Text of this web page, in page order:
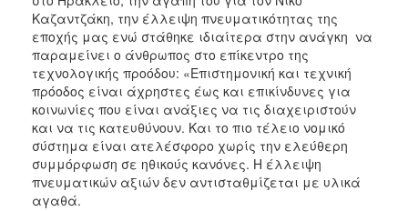
Καζαντζάκη, την έλλειψη πνευματικότητας της
εποχής μας ενώ στάθηκε ιδιαίτερα στην ανάγκη να
παραμείνει ο άνθρωπος στο επίκεντρο της
τεχνολογικής προόδου: «Επιστημονική και τεχνική
πρόοδος είναι άχρηστες έως και επικίνδυνες για
κοινωνίες που είναι ανάξιες να τις διαχειριστούν
και να τις κατευθύνουν. Και το πιο τέλειο νομικό
σύστημα είναι ατελέσφορο χωρίς την ελεύθερη
συμμόρφωση σε ηθικούς κανόνες. Η έλλειψη
πνευματικών αξιών δεν αντισταθμίζεται με υλικά
αγαθά.